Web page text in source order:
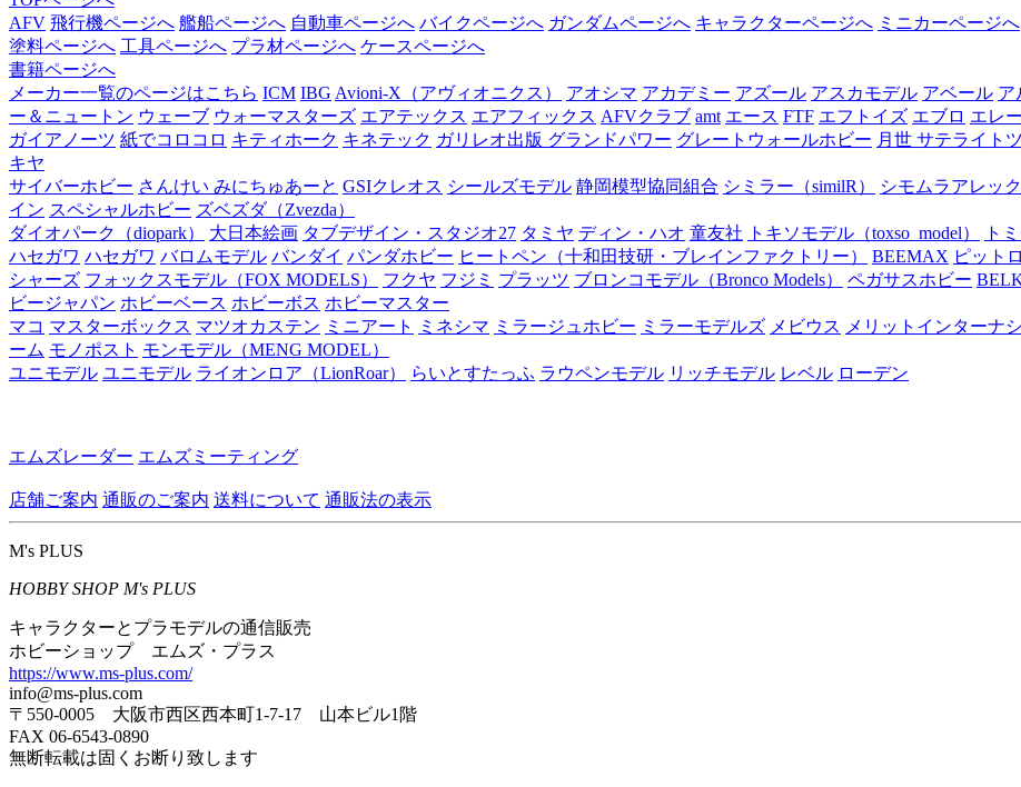
AFV 飛行機ページへ 艦船ページへ 自動車ページへ バイクページへ ガンダムページへ キャラクターページへ ミニカーページへ
塗料ページへ 工具ページへ プラ材ページへ ケースページへ
書籍ページへ
メーカー一覧のページはこちら ICM IBG Avioni-X（アヴィオニクス） アオシマ アカデミー アズール アスカモデル アベール ア
ー＆ニュートン ウェーブ ウォーマスターズ エアテックス エアフィックス AFVクラブ amt エース FTF エフトイズ エブロ エレ
ガイアノーツ 紙でコロコロ キティホーク キネテック ガリレオ出版 グランドパワー グレートウォールホビー 月世 サテライト
キヤ
サイバーホビー さんけい みにちゅあーと GSIクレオス シールズモデル 静岡模型協同組合 シミラー（similR） シモムラアレック
イン スペシャルホビー ズベズダ（Zvezda）
ダイオパーク（diopark）
大日本絵画 タブデザイン・スタジオ27 タミヤ ディン・ハオ 童友社 トキソモデル（toxso_model） ト
ハセガワ ハセガワ バロムモデル バンダイ パンダホビー ヒートペン（十和田技研・ブレインファクトリー） BEEMAX ピット
シャーズ フォックスモデル（FOX MODELS） フクヤ フジミ プラッツ ブロンコモデル（Bronco Models） ペガサスホビー
ビージャパン ホビーベース ホビーボス ホビーマスター
マコ マスターボックス マツオカステン ミニアート ミネシマ ミラージュホビー ミラーモデルズ メビウス メリットインターナ
ーム モノポスト モンモデル（MENG MODEL）
ユニモデル ユニモデル ライオンロア（LionRoar） らいとすたっふ ラウペンモデル リッチモデル レベル ローデン
エムズレーダー エムズミーティング
店舗ご案内 通販のご案内 送料について 通販法の表示
M's PLUS
HOBBY SHOP M's PLUS
キャラクターとプラモデルの通信販売
ホビーショップ エムズ・プラス
https://www.ms-plus.com/
info@ms-plus.com
〒550-0005 大阪市西区西本町1-7-17 山本ビル1階
FAX 06-6543-0890
無断転載は固くお断り致します